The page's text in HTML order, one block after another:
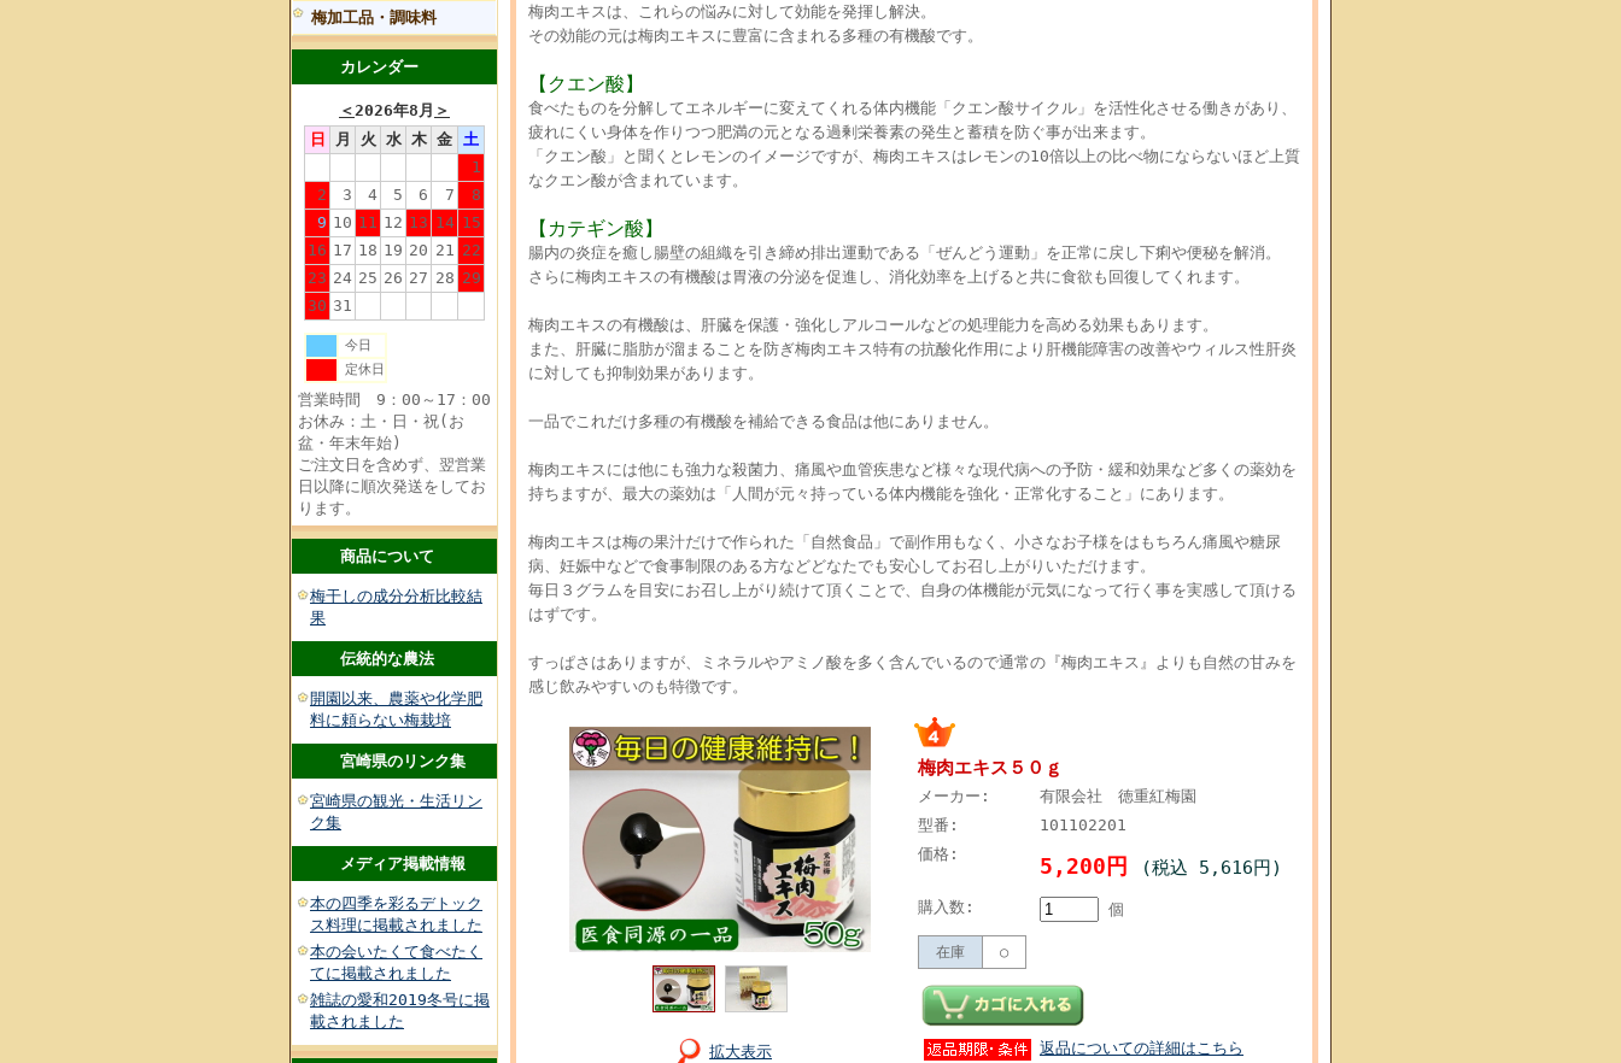
梅加工品・調味料
カレンダー
＜2026年8月 ＞
日
月 火 水 木 金 土
1
2
3 4 5 6 7
8
9 10 11 12 13 14 15
16 17 18 19 20 21 22
23 24 25 26 27 28 29
30 31
今日
定休日
営業時間 9：00～17：00
お休み：土・日・祝(お
盆・年末年始)
ご注文日を含めず、翌営業
日以降に順次発送をしてお
ります。
商品について
梅干しの成分分析比較結
果
伝統的な農法
開園以来、農薬や化学肥
料に頼らない梅栽培
宮崎県のリンク集
宮崎県の観光・生活リン
ク集
メディア掲載情報
本の四季を彩るデトック
ス料理に掲載されました
本の会いたくて食べたく
てに掲載されました
雑誌の愛和2019冬号に掲
載されました
梅肉エキスは、これらの悩みに対して効能を発揮し解決。
その効能の元は梅肉エキスに豊富に含まれる多種の有機酸です。
【クエン酸】
食べたものを分解してエネルギーに変えてくれる体内機能「クエン酸サイクル」を活性化させる働きがあり、
疲れにくい身体を作りつつ肥満の元となる過剰栄養素の発生と蓄積を防ぐ事が出来ます。
「クエン酸」と聞くとレモンのイメージですが、梅肉エキスはレモンの10倍以上の比べ物にならないほど上質
なクエン酸が含まれています。
【カテギン酸】
腸内の炎症を癒し腸壁の組織を引き締め排出運動である「ぜんどう運動」を正常に戻し下痢や便秘を解消。
さらに梅肉エキスの有機酸は胃液の分泌を促進し、消化効率を上げると共に食欲も回復してくれます。
梅肉エキスの有機酸は、肝臓を保護・強化しアルコールなどの処理能力を高める効果もあります。
また、肝臓に脂肪が溜まることを防ぎ梅肉エキス特有の抗酸化作用により肝機能障害の改善やウィルス性肝炎
に対しても抑制効果があります。
一品でこれだけ多種の有機酸を補給できる食品は他にありません。
梅肉エキスには他にも強力な殺菌力、痛風や血管疾患など様々な現代病への予防・緩和効果など多くの薬効を
持ちますが、最大の薬効は「人間が元々持っている体内機能を強化・正常化すること」にあります。
梅肉エキスは梅の果汁だけで作られた「自然食品」で副作用もなく、小さなお子様をはもちろん痛風や糖尿
病、妊娠中などで食事制限のある方などどなたでも安心してお召し上がりいただけます。
毎日３グラムを目安にお召し上がり続けて頂くことで、自身の体機能が元気になって行く事を実感して頂ける
はずです。
すっぱさはありますが、ミネラルやアミノ酸を多く含んでいるので通常の『梅肉エキス』よりも自然の甘みを
感じ飲みやすいのも特徴です。
拡大表示
梅肉エキス５０ｇ
メーカー:
有限会社 徳重紅梅園
型番:
101102201
価格:
5,200円 (税込 5,616円)
購入数: 個
在庫 ○
返品についての詳細はこちら